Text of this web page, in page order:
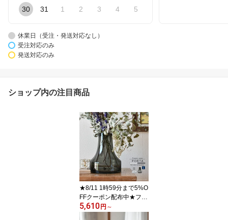
30 31 1 2 3 4 5
休業日（受注・発送対応なし）
受注対応のみ
発送対応のみ
ショップ内の注目商品
★8/11 1時59分まで5%O
FFクーポン配布中★フラ
ワーベース ガラス 北欧
大きい 枝物 Lサイズ：約
5,610 円 ～